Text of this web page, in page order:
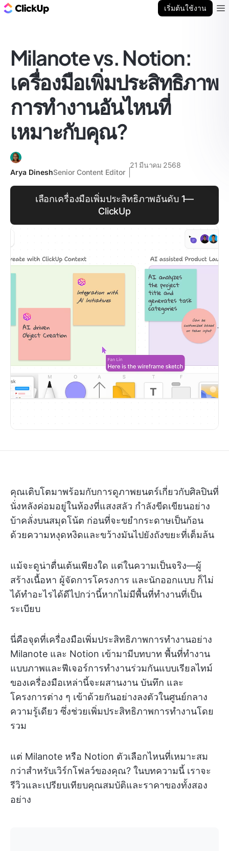
เริ่มต้นใช้งาน
Milanote vs. Notion:
เครื่องมือเพิ่มประสิทธิภาพ
การทำงานอันไหนที่
เหมาะกับคุณ?
Arya DineshSenior Content Editor
21 มีนาคม 2568
เลือกเครื่องมือเพิ่มประสิทธิภาพอันดับ 1—
ClickUp
คุณเติบโตมาพร้อมกับการดูภาพยนตร์เกี่ยวกับศิลปินที่
นั่งหลังค่อมอยู่ในห้องที่แสงสลัว กำลังขีดเขียนอย่าง
บ้าคลั่งบนสมุดโน้ต ก่อนที่จะขยำกระดาษเป็นก้อน
ด้วยความหงุดหงิดและขว้างมันไปยังถังขยะที่เต็มล้น
แม้จะดูน่าตื่นเต้นเพียงใด แต่ในความเป็นจริง—ผู้
สร้างเนื้อหา ผู้จัดการโครงการ และนักออกแบบ ก็ไม่
ได้ทำอะไรได้ดีไปกว่านี้หากไม่มีพื้นที่ทำงานที่เป็น
ระเบียบ
นี่คือจุดที่เครื่องมือเพิ่มประสิทธิภาพการทำงานอย่าง
Milanote และ Notion เข้ามามีบทบาท พื้นที่ทำงาน
แบบภาพและฟีเจอร์การทำงานร่วมกันแบบเรียลไทม์
ของเครื่องมือเหล่านี้จะผสานงาน บันทึก และ
โครงการต่าง ๆ เข้าด้วยกันอย่างลงตัวในศูนย์กลาง
ความรู้เดียว ซึ่งช่วยเพิ่มประสิทธิภาพการทำงานโดย
รวม
แต่ Milanote หรือ Notion ตัวเลือกไหนที่เหมาะสม
กว่าสำหรับเวิร์กโฟลว์ของคุณ? ในบทความนี้ เราจะ
รีวิวและเปรียบเทียบคุณสมบัติและราคาของทั้งสอง
อย่าง